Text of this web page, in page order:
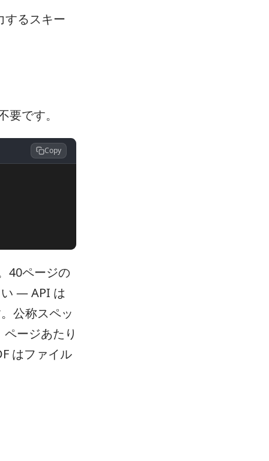
するスキー
要です。
Copy
40ページの
い — API は
公称スペッ
ージあたり
はファイル